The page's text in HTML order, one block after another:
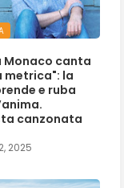
Monaco canta
metrica": la
e ruba
canzonata
2025